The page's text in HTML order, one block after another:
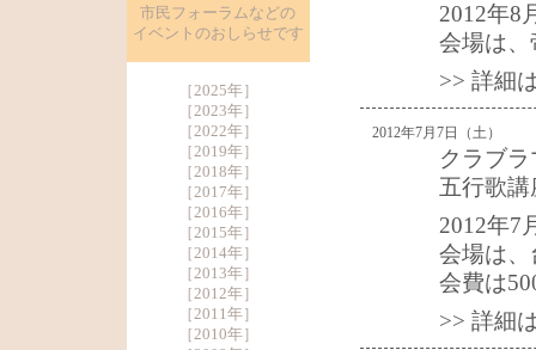
市民フォーラムなどの
イベントのおしらせです
［2025年］
［2023年］
［2022年］
［2019年］
［2018年］
［2017年］
［2016年］
［2015年］
［2014年］
［2013年］
［2012年］
［2011年］
［2010年］
2012年8
会場は、
>> 詳細
2012年7月7日（土）
クラブ
五行歌
2012年7
会場は、
会費は
>> 詳細